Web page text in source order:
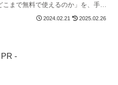
まで無料で使えるのか」を、手続
調べてみます。
2024.02.21 2025.02.26
-